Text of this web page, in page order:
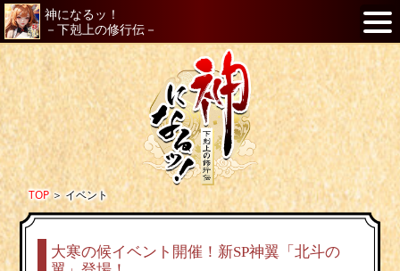
神になるッ！
－下剋上の修行伝－
TOP＞イベント
大寒の候イベント開催！新SP神翼「北斗の